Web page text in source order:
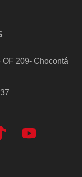
209- Chocontá